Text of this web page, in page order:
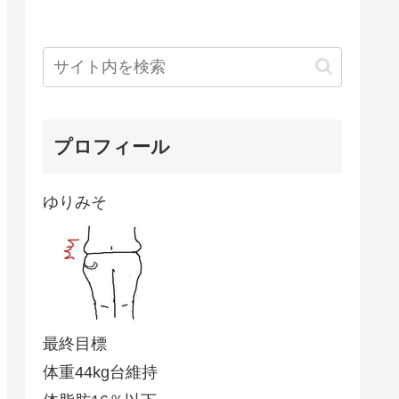
プロフィール
ゆりみそ
最終目標
体重44kg台維持